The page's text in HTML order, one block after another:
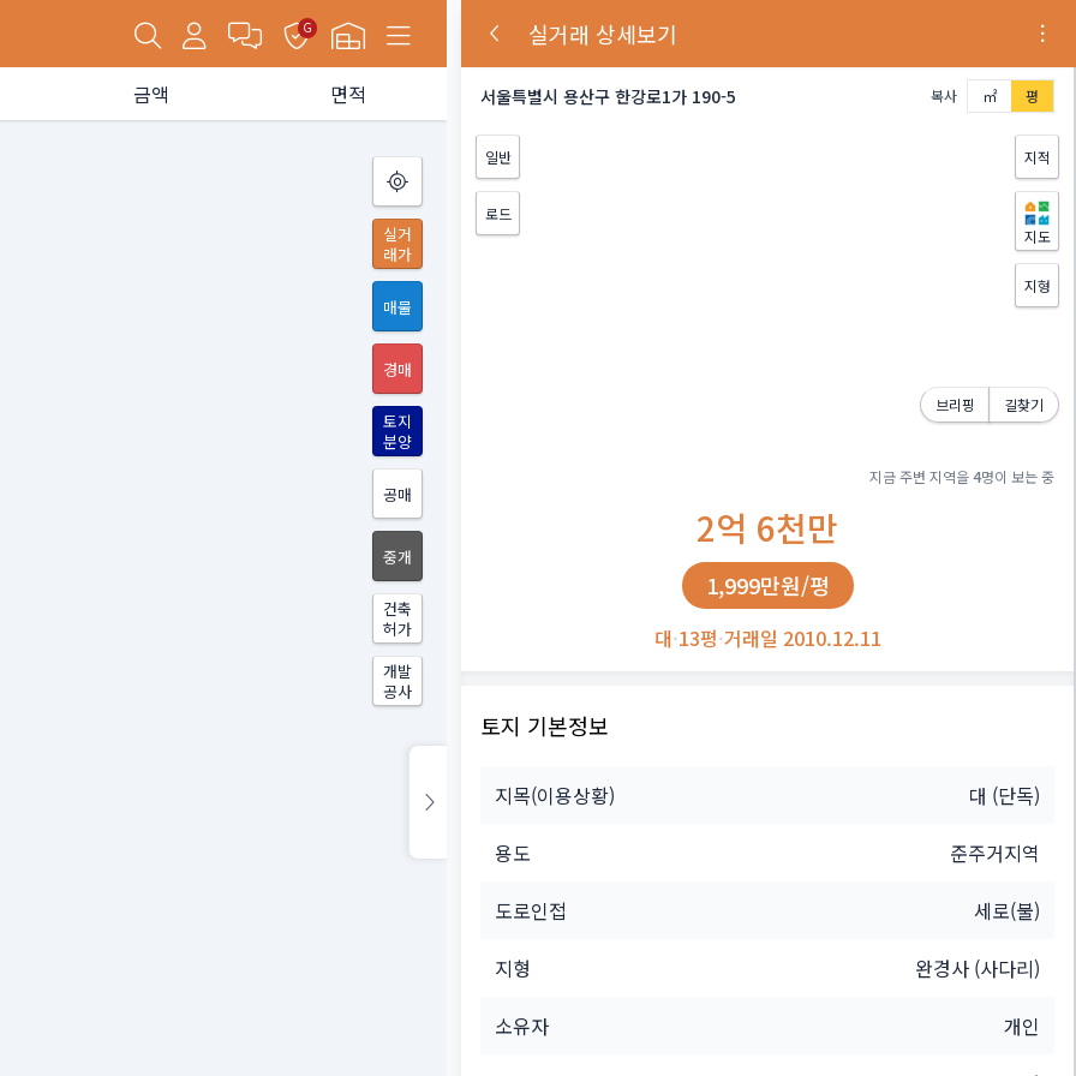
G
금액 면적
실거
래가
매물
경매
토지
분양
공매
중개
건축
허가
개발
공사
실거래 상세보기
서울특별시 용산구 한강로1가 190-5 복사 ㎡ 평
일반
로드
지적
지도
지형
브리핑 길찾기
지금 주변 지역을4명이 보는 중
2억 6천만
1,999만원/평
대·13평·거래일 2010.12.11
토지 기본정보
지목(이용상황) 대 (단독)
용도
준주거지역
도로인접
세로(불)
지형
완경사 (사다리)
소유자
개인